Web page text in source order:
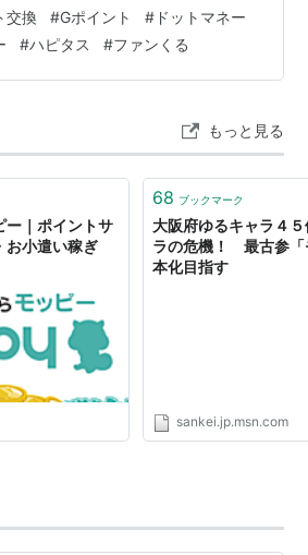
しゃべり方は、アニメ『あの日見
だ知らない。』に登場する本間芽
リである。
作品の検索 [pixiv]
ービスを、有効期限・手数料・マイ
します。※ 前提知識として A-5：
乗らずに貯める「陸マイラー」の
ントを基本的にPeXへ退避させて
プルで、PeXは「…
交換 #Gポイント # ドットマネー
#ハピタス #ファンくる
もっと見る
ー｜ポイントサ
お小遣い稼ぎ
68 ブックマーク
大阪府ゆるキャラ４
ラの危機！ 最古参「
本化目指す
sankei.jp.msn.com